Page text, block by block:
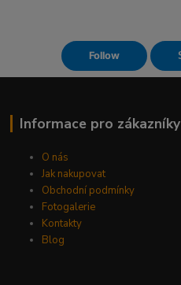
Informace pro zákazníky
O nás
Jak nakupovat
Obchodní podmínky
Fotogalerie
Kontakty
Blog